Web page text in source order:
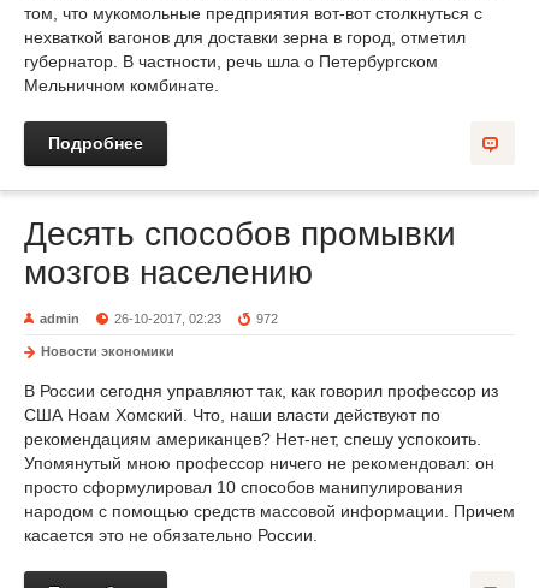
том, что мукомольные предприятия вот-вот столкнуться с
нехваткой вагонов для доставки зерна в город, отметил
губернатор. В частности, речь шла о Петербургском
Мельничном комбинате.
Подробнее
Десять способов промывки
мозгов населению
admin 26-10-2017, 02:23 972
Новости экономики
В России сегодня управляют так, как говорил профессор из
США Ноам Хомский. Что, наши власти действуют по
рекомендациям американцев? Нет-нет, спешу успокоить.
Упомянутый мною профессор ничего не рекомендовал: он
просто сформулировал 10 способов манипулирования
народом с помощью средств массовой информации. Причем
касается это не обязательно России.